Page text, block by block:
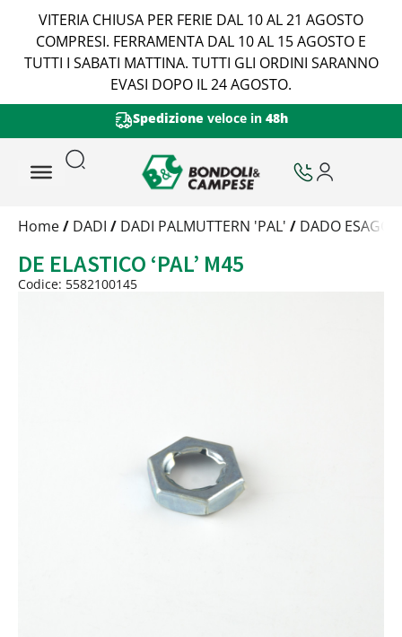
VITERIA CHIUSA PER FERIE DAL 10 AL 21 AGOSTO
COMPRESI. FERRAMENTA DAL 10 AL 15 AGOSTO E
TUTTI I SABATI MATTINA. TUTTI GLI ORDINI SARANNO
EVASI DOPO IL 24 AGOSTO.
Spedizione veloce in 48h
Trattamento
Peso
Quantità
Home/ DADI / DADI PALMUTTERN 'PAL' / DADO
DE ELASTICO ‘PAL’ M45
Codice: 5582100145